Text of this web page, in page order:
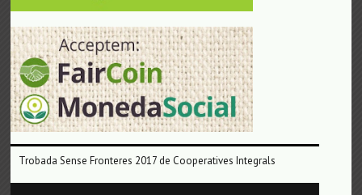
Trobada Sense Fronteres 2017 de Cooperatives Integrals